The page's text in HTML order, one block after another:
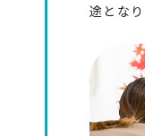
途となり